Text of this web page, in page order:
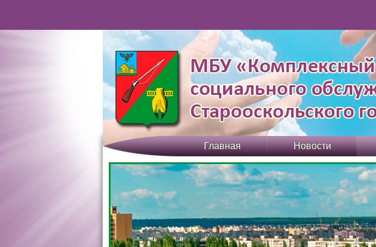
Главная Новости